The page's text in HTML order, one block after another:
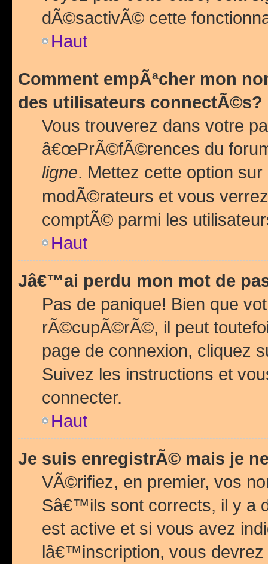
dÃ©sactivÃ© cette
Haut
Comment empÃªcher mon
des utilisateurs connectÃ©s?
Vous trouverez dans votre
â€œPrÃ©fÃ©rences du
ligne. Mettez cette option sur
modÃ©rateurs et vous
comptÃ© parmi les
Haut
Jâ€™ai perdu mon mot de
Pas de panique! Bien que
rÃ©cupÃ©rÃ©, il peut
page de connexion, cliquez
Suivez les instructions et
connecter.
Haut
Je suis enregistrÃ© mais je
VÃ©rifiez, en premier, vos
Sâ€™ils sont corrects, il y a
est active et si vous avez
lâ€™inscription, vous